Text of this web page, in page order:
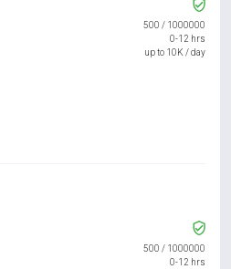
500 / 1000000
0-12 hrs
up to 10K / day
500 / 1000000
0-12 hrs